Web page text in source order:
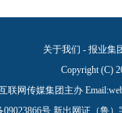
关于我们 - 报业集
Copyright (C)
联网传媒集团主办 Email:
09023866号 新出网证（鲁）